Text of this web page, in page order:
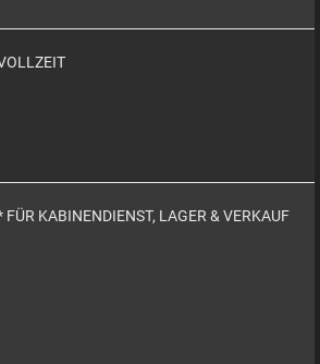
KABINENDIENST, LAGER & VERKAUF